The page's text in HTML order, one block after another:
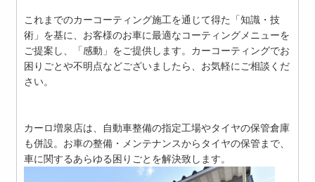
これまでのカーコーティング施工を通じて得た「知識・技
術」を基に、お客様のお車に最適なコーティングメニューを
ご提案し、「感動」をご提供します。カーコーティングでお
困りごとや不明点などございましたら、お気軽にご相談くだ
さい。
カーロ増泉店は、自動車整備の指定工場やタイヤの保管倉庫
も併設。お車の整備・メンテナンスからタイヤの保管まで、
車に関するあらゆる困りごとを解決致します。